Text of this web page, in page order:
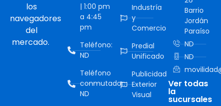
los
navegadores
del
mercado.
| 1:00 pm
a 4:45
pm
Teléfono:
ND
Teléfono
conmutador:
ND
Industría
y
Comercio
Predial
Unificado
Publicidad
Exterior
Visual
Barrio
Jordán
Paraíso
ND
ND
Ver todas
la
sucursales